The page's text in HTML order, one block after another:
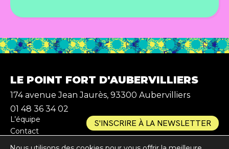
LE POINT FORT D'AUBERVILLIERS
174 avenue Jean Jaurès, 93300 Aubervilliers
01 48 36 34 02
L’équipe
Contact
Partenaires
S'INSCRIRE À LA NEWSLETTER